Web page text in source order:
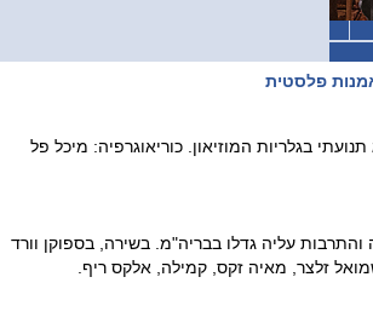
פלסטית
בגלריות המוזיאון. כוריאוגרפיה: מיכל פל
ההגירה והתרבות עליה גדלו בבריה"מ. בשירה, בספוקן וורד
זלצר, מאיה זקס, קמילה, אלקס ריף.